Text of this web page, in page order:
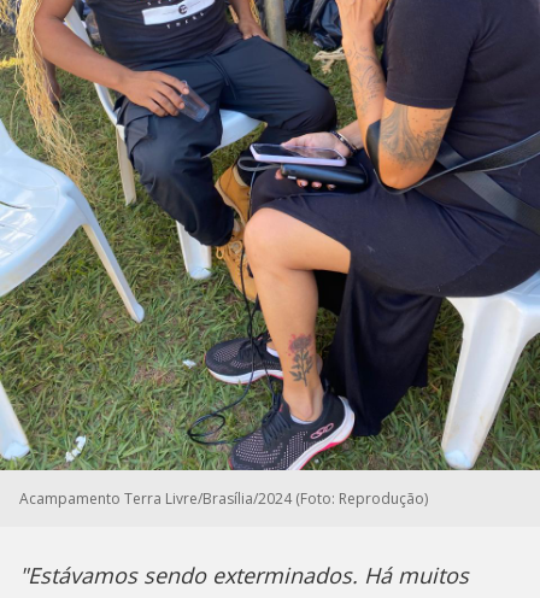
Acampamento Terra Livre/Brasília/2024 (Foto: Reprodução)
"Estávamos sendo exterminados. Há muitos